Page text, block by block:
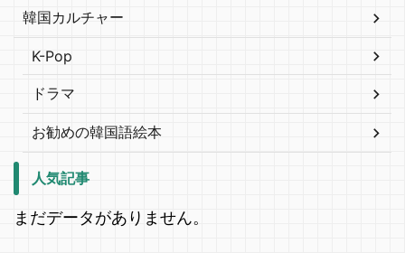
韓国カルチャー
K-Pop
ドラマ
お勧めの韓国語絵本
人気記事
まだデータがありません。